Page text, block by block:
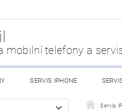
mobilní telefony a
SERVIS IPHONE
POWER BANK Servis